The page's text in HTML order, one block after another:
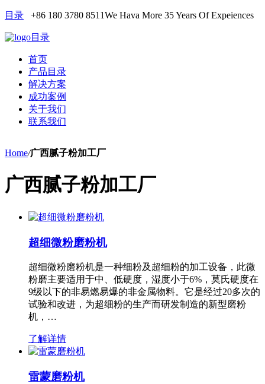
目录 +86 180 3780 8511We Hava More 35 Years Of Expeiences
目录
首页
产品目录
解决方案
成功案例
关于我们
联系我们
Home/广西腻子粉加工厂
广西腻子粉加工厂
超细微粉磨粉机
超细微粉磨粉机是一种细粉及超细粉的加工设备，此微
粉磨主要适用于中、低硬度，湿度小于6%，莫氏硬度在
9级以下的非易燃易爆的非金属物料。它是经过20多次的
试验和改进，为超细粉的生产而研发制造的新型磨粉
机，…
了解详情
雷蒙磨粉机